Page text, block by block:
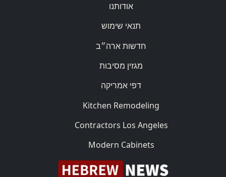
אודותנו
תנאי שימוש
חדשות ארה״ב
מגזין מסיבות
דפי אמריקה
Kitchen Remodeling
Contractors Los Angeles
Modern Cabinets